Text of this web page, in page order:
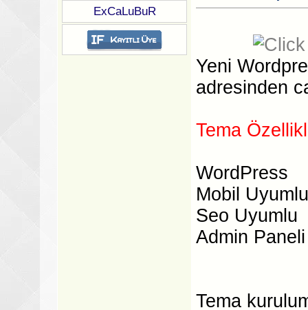
ExCaLuBuR
Yeni
adresinden
Tema
WordPress
Mobil
Seo Uyumlu
Admin Paneli
Tema